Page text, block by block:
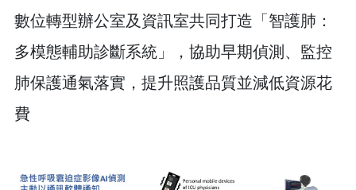
數位轉型辦公室及資訊室共同打造「智護肺：
多模態輔助診斷系統」，協助早期偵測、監控
肺保護通氣落實，提升照護品質並減低資源花
費